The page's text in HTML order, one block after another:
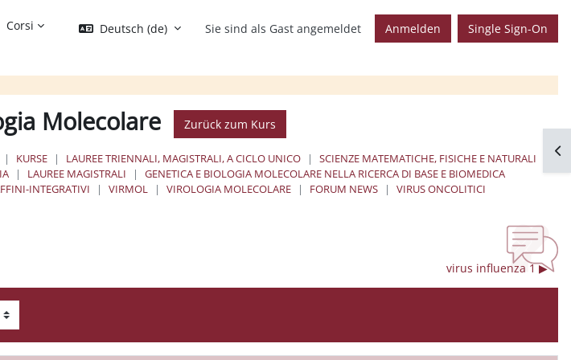
Corsi Deutsch ‎(de)‎ Sie sind als Gast angemeldet Anmelden Single Sign-On
Molecolare Zurück zum Kurs
KURSE LAUREE TRIENNALI, MAGISTRALI, A CICLO UNICO
SCIENZE MATEMATICHE, FISICHE E NATURALI
LAUREE MAGISTRALI
GENETICA E BIOLOGIA MOLECOLARE NELLA RICERCA DI BASE E BIOMEDICA
INTEGRATIVI
VIRMOL VIROLOGIA MOLECOLARE FORUM NEWS VIRUS ONCOLITICI
virus influenza 1 ▶︎